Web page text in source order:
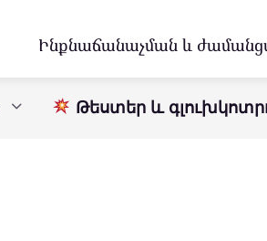
Ինքնաճանաչման և
Թեստեր և